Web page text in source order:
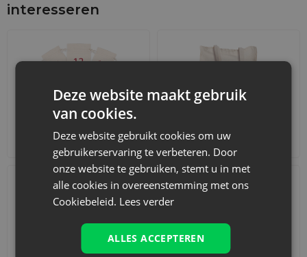
interesseren
Adventskalenders Katoenen zakjes
Deze website maakt gebruik
van cookies.
Deze website gebruikt cookies om uw
gebruikerservaring te verbeteren. Door
onze website te gebruiken, stemt u in met
alle cookies in overeenstemming met ons
Cookiebeleid. Lees verder
ALLES ACCEPTEREN